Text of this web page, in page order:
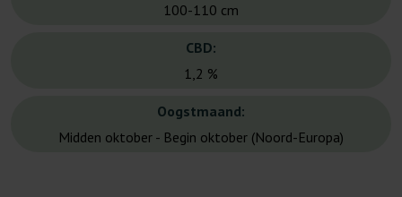
100-110 cm
CBD:
1,2 %
Oogstmaand:
Midden oktober - Begin oktober (Noord-Europa)